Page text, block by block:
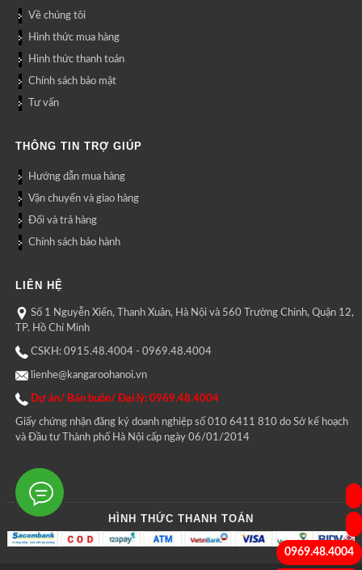
Về chúng tôi
Hình thức mua hàng
Hình thức thanh toán
Chính sách bảo mật
Tư vấn
THÔNG TIN TRỢ GIÚP
Hướng dẫn mua hàng
Vận chuyển và giao hàng
Đổi và trả hàng
Chính sách bảo hành
LIÊN HỆ
Số 1 Nguyễn Xiển, Thanh Xuân, Hà Nội và 560 Trường Chinh, Quận 12,
TP. Hồ Chí Minh
CSKH: 0915.48.4004 - 0969.48.4004
lienhe@kangaroohanoi.vn
Dự án/ Bán buôn/ Đại lý: 0969.48.4004
Giấy chứng nhận đăng ký doanh nghiệp số 010 6411 810 do Sở kế hoạch
và Đầu tư Thành phố Hà Nội cấp ngày 06/01/2014
HÌNH THỨC THANH TOÁN
0969.48.4004